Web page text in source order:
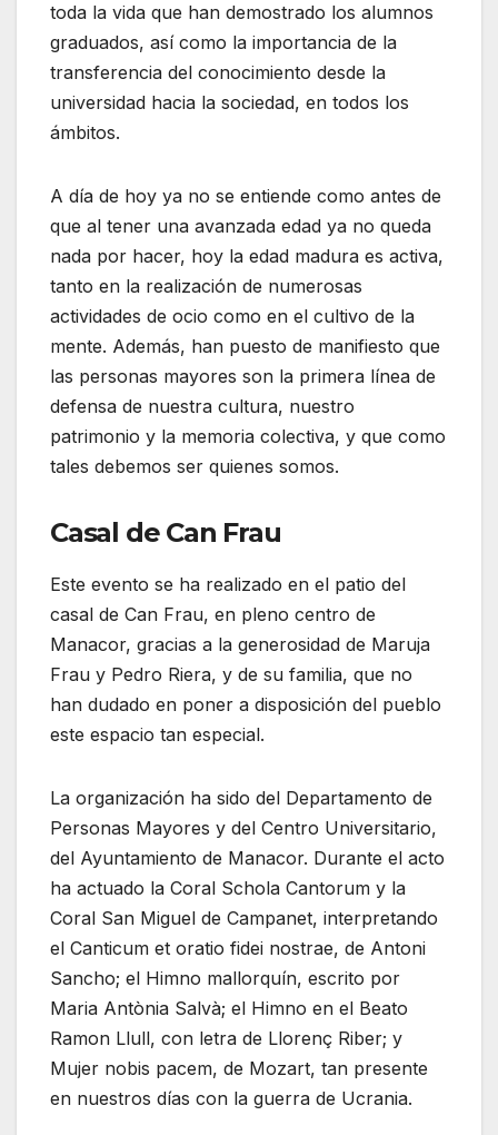
toda la vida que han demostrado los alumnos
graduados, así como la importancia de la
transferencia del conocimiento desde la
universidad hacia la sociedad, en todos los
ámbitos.
A día de hoy ya no se entiende como antes de
que al tener una avanzada edad ya no queda
nada por hacer, hoy la edad madura es activa,
tanto en la realización de numerosas
actividades de ocio como en el cultivo de la
mente. Además, han puesto de manifiesto que
las personas mayores son la primera línea de
defensa de nuestra cultura, nuestro
patrimonio y la memoria colectiva, y que como
tales debemos ser quienes somos.
Casal de Can Frau
Este evento se ha realizado en el patio del
casal de Can Frau, en pleno centro de
Manacor, gracias a la generosidad de Maruja
Frau y Pedro Riera, y de su familia, que no
han dudado en poner a disposición del pueblo
este espacio tan especial.
La organización ha sido del Departamento de
Personas Mayores y del Centro Universitario,
del Ayuntamiento de Manacor. Durante el acto
ha actuado la Coral Schola Cantorum y la
Coral San Miguel de Campanet, interpretando
el Canticum et oratio fidei nostrae, de Antoni
Sancho; el Himno mallorquín, escrito por
Maria Antònia Salvà; el Himno en el Beato
Ramon Llull, con letra de Llorenç Riber; y
Mujer nobis pacem, de Mozart, tan presente
en nuestros días con la guerra de Ucrania.